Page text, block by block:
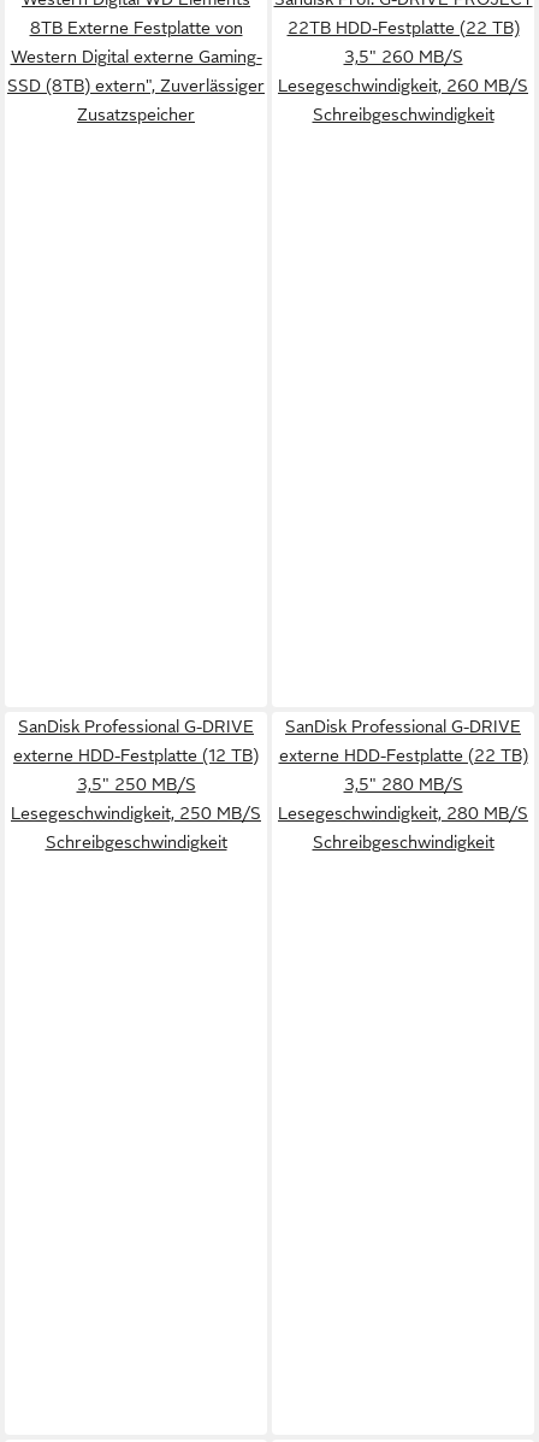
8TB Externe Festplatte von
Western Digital externe Gaming-
SSD (8TB) extern", Zuverlässiger
Zusatzspeicher
22TB HDD-Festplatte (22 TB)
3,5" 260 MB/S
Lesegeschwindigkeit, 260 MB/S
Schreibgeschwindigkeit
SanDisk Professional G-DRIVE
externe HDD-Festplatte (12 TB)
3,5" 250 MB/S
Lesegeschwindigkeit, 250 MB/S
Schreibgeschwindigkeit
SanDisk Professional G-DRIVE
externe HDD-Festplatte (22 TB)
3,5" 280 MB/S
Lesegeschwindigkeit, 280 MB/S
Schreibgeschwindigkeit